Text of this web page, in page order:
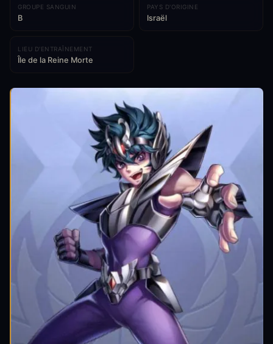
GROUPE SANGUIN
B
PAYS D'ORIGINE
Israël
LIEU D'ENTRAÎNEMENT
Île de la Reine Morte